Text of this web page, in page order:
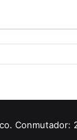
Conmutador: